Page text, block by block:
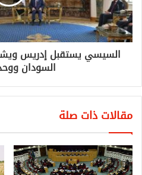
السيسي يستقبل إدريس
السودان
مقالات ذات صلة